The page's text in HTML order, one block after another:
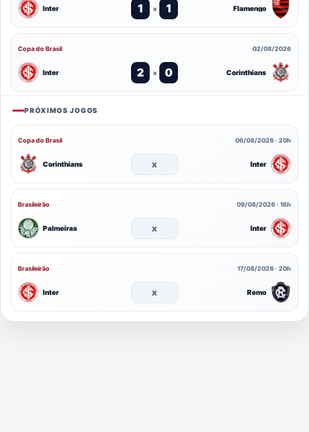
Inter 1 x 1 Flamengo
Copa do Brasil 02/08/2026
Inter 2 x 0 Corinthians
PRÓXIMOS JOGOS
Copa do Brasil 06/08/2026 · 20h
Corinthians x Inter
Brasileirão 09/08/2026 · 16h
Palmeiras x Inter
Brasileirão 17/08/2026 · 20h
Inter x Remo